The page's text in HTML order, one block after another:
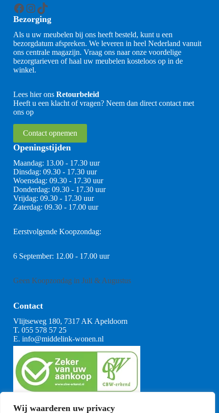
Wij waarderen uw privacy
Facebook
Instagram
TikTok
Bezorging
Als u uw meubelen bij ons heeft besteld, kunt u een
bezorgdatum afspreken. We leveren in heel Nederland vanuit
ons centrale magazijn. Vraag ons naar onze voordelige
bezorgtarieven of haal uw meubelen kosteloos op in de
winkel.
Lees hier ons Retourbeleid
Heeft u een klacht of vragen? Neem dan direct contact met
ons op
Contact opnemen
Openingstijden
Maandag: 13.00 - 17.30 uur
Dinsdag: 09.30 - 17.30 uur
Woensdag: 09.30 - 17.30 uur
Donderdag: 09.30 - 17.30 uur
Vrijdag: 09.30 - 17.30 uur
Zaterdag: 09.30 - 17.00 uur
Eerstvolgende Koopzondag:
6 September: 12.00 - 17.00 uur
Geen Koopzondag in Juli & Augustus
Contact
Vlijtseweg 180, 7317 AK Apeldoorn
T. 055 578 57 25
E. info@middelink-wonen.nl
KvK: 08164360